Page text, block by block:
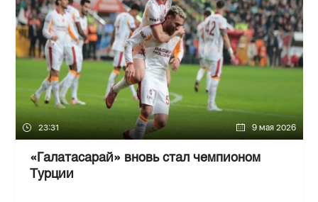
23:31 9 мая 2026
«Галатасарай» вновь стал чемпионом
Турции